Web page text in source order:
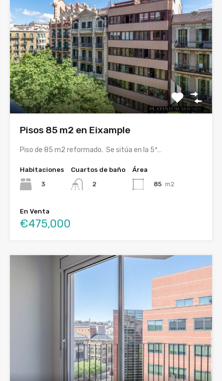
Pisos 85 m2 en Eixample
Piso de 85 m2 reformado. Se sitúa en la 5ª…
Habitaciones
3
Cuartos de baño
2
Área
85 m2
En Venta
€475,000